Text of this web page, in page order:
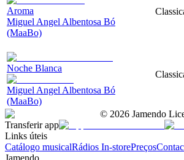
Aroma
Miguel Angel Albentosa Bó
(MaaBo)
Noche Blanca
Miguel Angel Albentosa Bó
(MaaBo)
© 2026 Jamendo
Transferir app
Links úteis
Catálogo musicalRádios In-storePreços
Jamendo